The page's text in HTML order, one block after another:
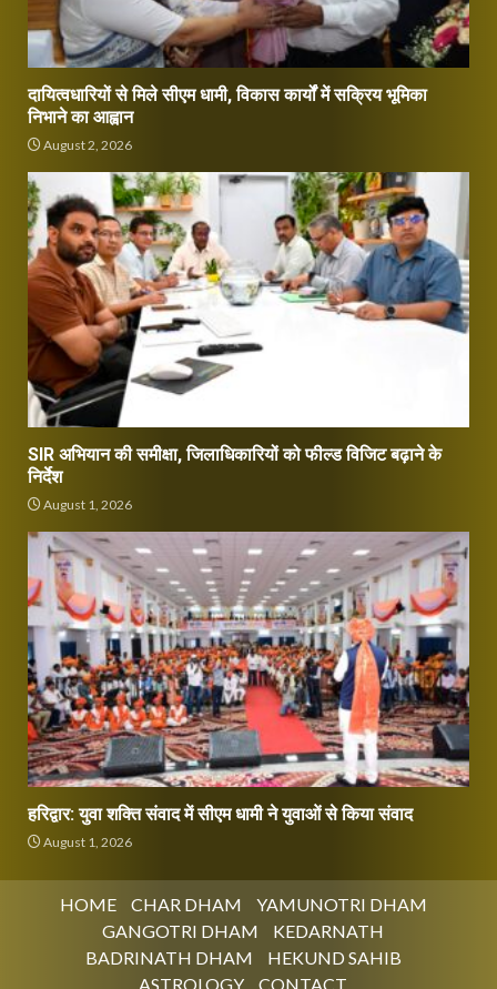
दायित्वधारियों से मिले सीएम धामी, विकास कार्यों में सक्रिय भूमिका
निभाने का आह्वान
August 2, 2026
SIR अभियान की समीक्षा, जिलाधिकारियों को फील्ड विजिट बढ़ाने के
निर्देश
August 1, 2026
हरिद्वार: युवा शक्ति संवाद में सीएम धामी ने युवाओं से किया संवाद
August 1, 2026
HOME CHAR DHAM
YAMUNOTRI DHAM
GANGOTRI DHAM
KEDARNATH
BADRINATH DHAM
HEKUND SAHIB
ASTROLOGY
CONTACT